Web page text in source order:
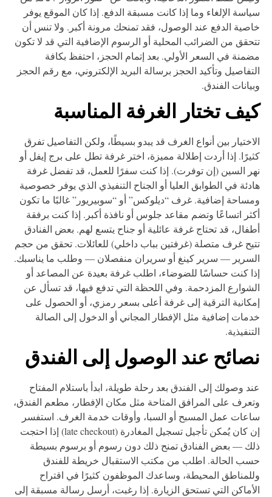
الإلغاء وما إذا كانت مسبقة الدفع. إذا كان الموقع يوفر
الدفع عند الوصول، فقد تمنحك مرونة أكبر. ولا تنس أن
من الضرائب المحلية أو الرسوم الإضافية التي قد لا تكون
في السعر الأولي. بعد إتمام الحجز، احتفظ بكافة
وتأكيد الحجز برسالة البريد الإلكتروني، مع رقم الحجز
الفندق.
تختار الغرفة المناسبة
بين أنواع الغرف قد يبدو بسيطًا، ولكن التفاصيل تفرق
إذا أردت إطلالة مميزة، اختر غرفة تطل على برج إيفل أو
السين (إن توفرت). إذا كنت سفرًا للعمل، قد تفضل غرفة
في الطوابق العليا أو الجناح التنفيذي الذي يوفر خصوصية
إضافية. غرف “ديلوكس” أو “سوبيريور” غالبًا ما تكون
اتساعًا وتضم مقاعد جلوس أو نافذة أكبر. إذا كنت برفقة
قد تحتاج غرفة عائلية أو جناح يتسع لهم. بعض الفنادق
غرف متصلة (غرفتين بباب داخلي) للعائلات. تحقق من حجم
— سرير كينغ أو سريران منفصلان — وطلب ما يناسبك.
كنت حساسًا للضوضاء، اطلب غرفة بعيدة عن المصاعد أو
المزدحمة. وفي اللحظة التي تدفع فيها، قد تسأل عن
الترقية إلى غرفة أعلى بسعر رمزي، أو الحصول على
إضافية مثل الإفطار المجاني أو الدخول إلى الصالة
عند الوصول إلى الفندق
وصولك إلى الفندق بعد رحلة طويلة، ابدأ باستلام المفتاح
على المرافق المتاحة مثل مكان الإفطار، مطعم الفندق،
عمل المسبح أو السبا، وأوقات خدمة الغرف. استفسر
إن كان يُمكن تأجيل تسجيل المغادرة (late checkout) إذا احتجت
— بعض الفنادق تمنح ذلك دون رسوم أو برسوم بسيطة
الحالة. اطلب من مكتب الاستقبال خريطة للفندق
المحيطة، وساعدك الموظفون كثيرًا في اقتراح
التي تستحق الزيارة. إذا رغبت، أرسل رسالة مسبقة إلى